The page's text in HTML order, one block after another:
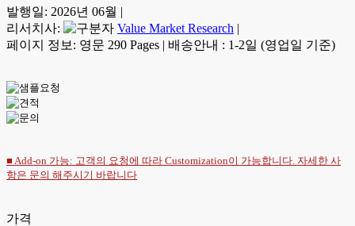
발행일: 2026년 06월 |
리서치사:
Value Market Research |
페이지 정보: 영문 290 Pages | 배송안내 : 1-2일 (영업일 기준)
■ Add-on 가능: 고객의 요청에 따라 Customization이 가능합니다. 자세한 사
항은 문의 해주시기 바랍니다
가격